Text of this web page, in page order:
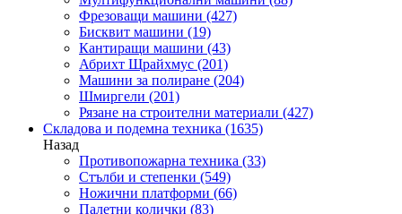
Фрезоващи машини (427)
Бисквит машини (19)
Кантиращи машини (43)
Абрихт Щрайхмус (201)
Машини за полиране (204)
Шмиргели (201)
Рязане на строителни материали (427)
Складова и подемна техника (1635)
Назад
Противопожарна техника (33)
Стълби и степенки (549)
Ножични платформи (66)
Палетни колички (83)